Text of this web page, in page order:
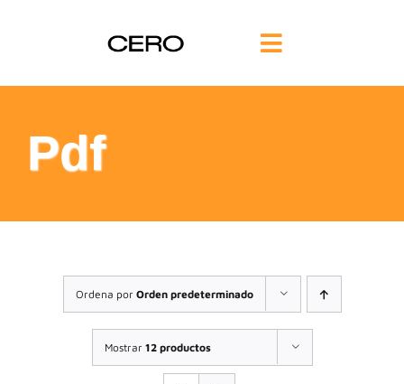
Toggle
Navigation
FILOSOFÍA
TE AYUDAMOS
FORMACIÓN
COMUNIDAD
Pdf
Ordena por Orden predeterminado
Mostrar 12 productos